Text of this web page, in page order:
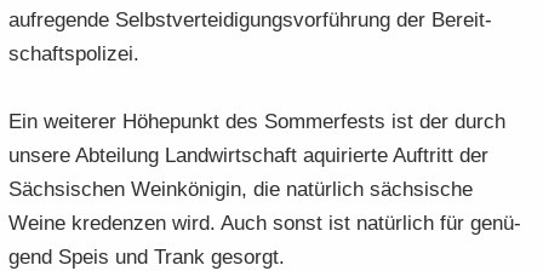
auf­re­gen­de Selbst­ver­tei­di­gungs­vor­füh­rung der Be­reit­
schafts­po­li­zei.
Ein wei­te­rer Hö­he­punkt des Som­mer­fests ist der durch
un­se­re Ab­tei­lung Land­wirt­schaft aqui­rier­te Auf­tritt der
Säch­si­schen Wein­kö­ni­gin, die na­tür­lich säch­si­sche
Weine kre­den­zen wird. Auch sonst ist na­tür­lich für ge­nü­
gend Speis und Trank ge­sorgt.